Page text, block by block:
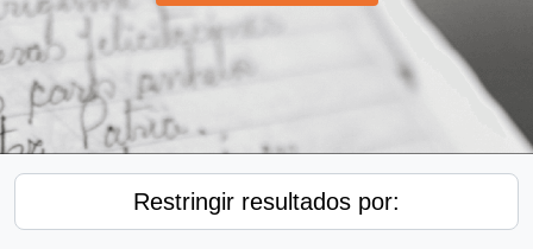
Restringir resultados por: